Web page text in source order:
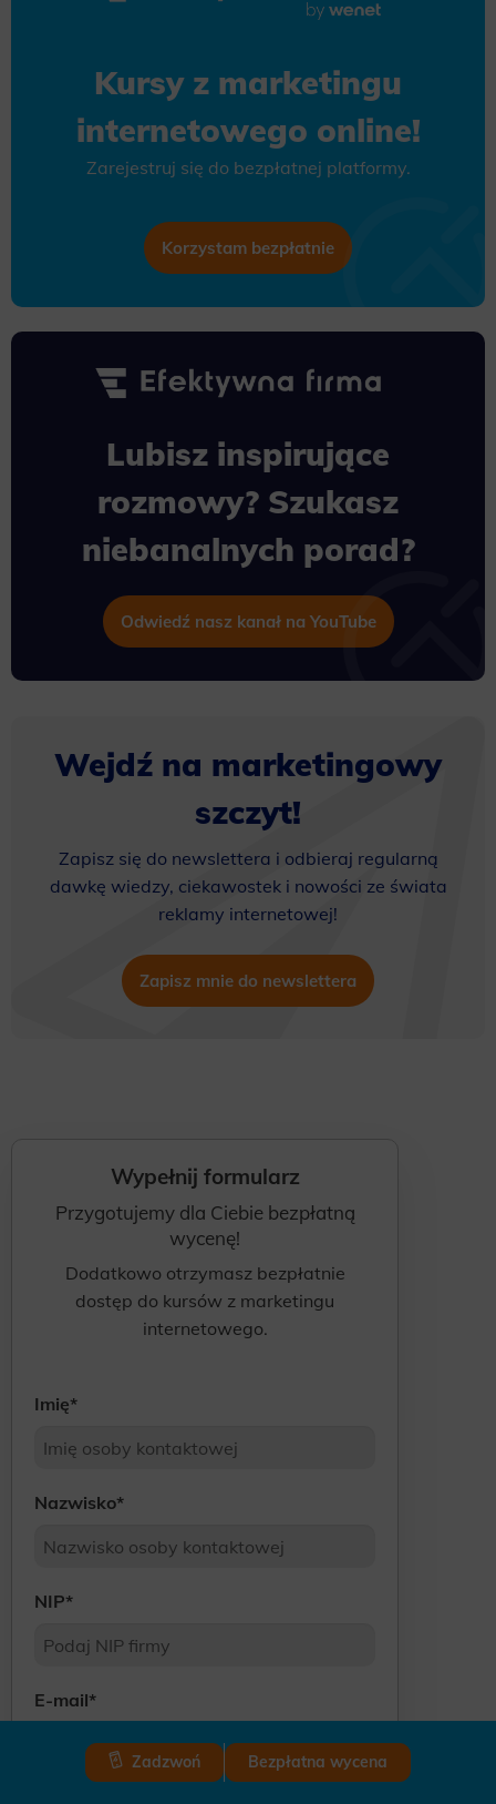
Kursy z marketingu
internetowego online!
Zarejestruj się do bezpłatnej platformy.
Korzystam bezpłatnie
Lubisz inspirujące
rozmowy? Szukasz
niebanalnych porad?
Odwiedź nasz kanał na YouTube
Wejdź na marketingowy
szczyt!
Zapisz się do newslettera i odbieraj regularną
dawkę wiedzy, ciekawostek i nowości ze świata
reklamy internetowej!
Zapisz mnie do newslettera
Wypełnij formularz
Przygotujemy dla Ciebie bezpłatną
wycenę!
Dodatkowo otrzymasz bezpłatnie
dostęp do kursów z marketingu
internetowego.
Imię*
Nazwisko*
NIP*
E-mail*
Zadzwoń Bezpłatna wycena